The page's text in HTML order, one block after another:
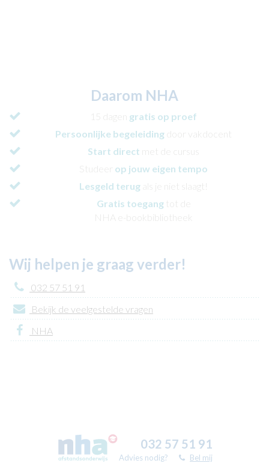
Daarom NHA
15 dagen gratis op proef
Persoonlijke begeleiding door vakdocent
Start direct met de cursus
Studeer op jouw eigen tempo
Lesgeld terug als je niet slaagt!
Gratis toegangtot de
NHA e-bookbibliotheek
Wij helpen je graag verder!
032 57 51 91
Bekijk de veelgestelde vragen
NHA
032 57 51 91
Advies nodig? Bel mij